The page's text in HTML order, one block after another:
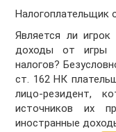
Налогоплательщик
Является ли
доходы от игры
налогов?
ст. 162 НК
лицо-резидент,
источников их
иностранные